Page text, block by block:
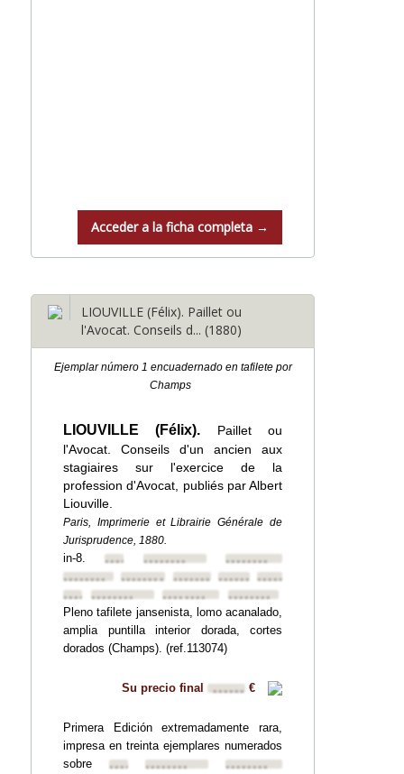
Acceder a la ficha completa →
LIOUVILLE (Félix). Paillet ou
l'Avocat. Conseils d... (1880)
Ejemplar número 1 encuadernado en tafilete por
Champs
LIOUVILLE (Félix).
Paillet ou
l'Avocat. Conseils d'un ancien aux
stagiaires sur l'exercice de la
profession d'Avocat, publiés par Albert
Liouville.
Paris, Imprimerie et Librairie Générale de
Jurisprudence, 1880.
in-8.••••••••••••••••
••••••••
••••••••
•••••••• •••••••• ••••••••••••••••
•••••••••••••••• ••••••••
••••••••
Pleno tafilete jansenista, lomo acanalado,
amplia puntilla interior dorada, cortes
dorados (Champs). (ref.113074)
Su precio final •••••• €
Primera Edición extremadamente rara,
impresa en treinta ejemplares numerados
sobre •••••••••••••••• ••••••••